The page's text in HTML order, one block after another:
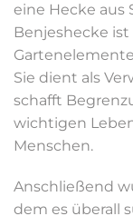
eine Hecke aus
Benjeshecke
Sie dient als
schafft
wichtigen
Menschen.
Anschließend
dem es überall